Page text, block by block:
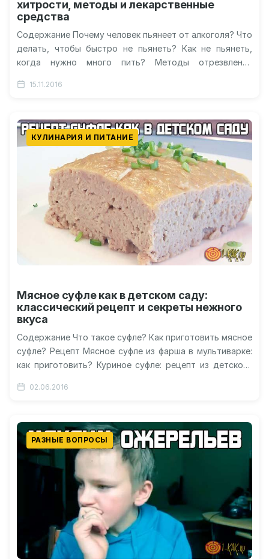
хитрости, методы и лекарственные
средства
Содержание Почему человек пьянеет от алкоголя? Что
делать, чтобы быстро не пьянеть? Как не пьянеть,
когда нужно много пить? Методы отрезвления
15.11.2016
КУЛИНАРИЯ И ПИТАНИЕ
Мясное суфле как в детском саду:
классический рецепт и секреты нежного
вкуса
Содержание Что такое суфле? Как приготовить мясное
суфле? Рецепт Мясное суфле из фарша в мультиварке:
как приготовить? Куриное суфле: рецепт из детского
02.06.2016
РАЗНЫЕ ВОПРОСЫ